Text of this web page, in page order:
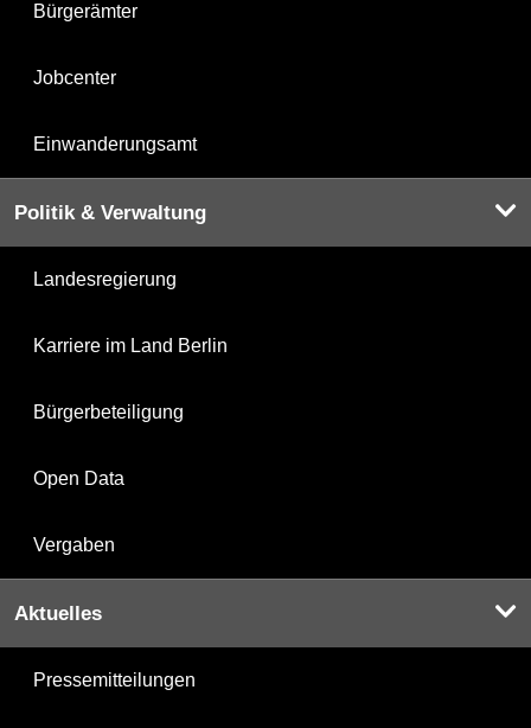
Bürgerämter
Jobcenter
Einwanderungsamt
Politik & Verwaltung
Landesregierung
Karriere im Land Berlin
Bürgerbeteiligung
Open Data
Vergaben
Aktuelles
Pressemitteilungen